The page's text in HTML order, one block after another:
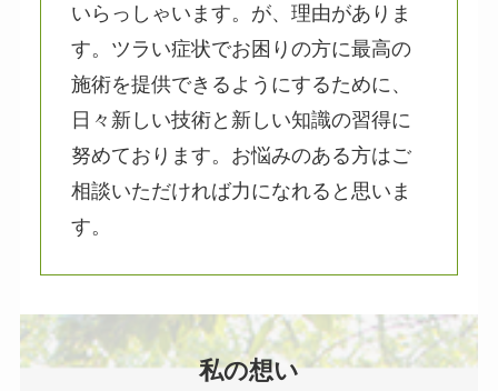
いらっしゃいます。が、理由がありま
す。ツラい症状でお困りの方に最高の
施術を提供できるようにするために、
日々新しい技術と新しい知識の習得に
努めております。お悩みのある方はご
相談いただければ力になれると思いま
す。
私の想い